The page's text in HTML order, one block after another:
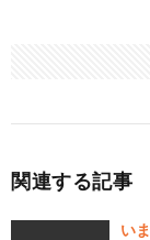
関連する記事
い